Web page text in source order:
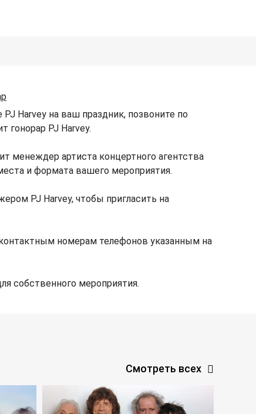
Harvey на ваш праздник, позвоните по
гонорар PJ Harvey.
менеждер артиста концертного агентства
и формата вашего мероприятия.
PJ Harvey, чтобы пригласить на
номерам телефонов указанным на
собственного мероприятия.
Смотреть всех